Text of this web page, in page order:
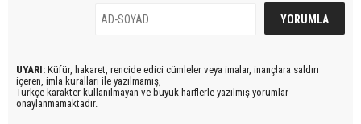
UYARI: Küfür, hakaret, rencide edici cümleler veya imalar, inançlara saldırı
içeren, imla kuralları ile yazılmamış,
Türkçe karakter kullanılmayan ve büyük harflerle yazılmış yorumlar
onaylanmamaktadır.